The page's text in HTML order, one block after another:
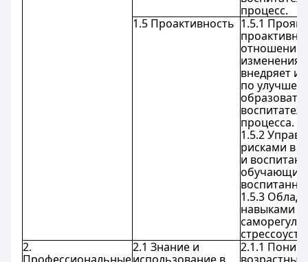
процесс.
1.5 Проактивность 1.5.1
отношению
внедряет
по
процесса.
1.5.2
рисками в
и
1.5.3
навыками
2.
2.1 Знание и
2.1.1